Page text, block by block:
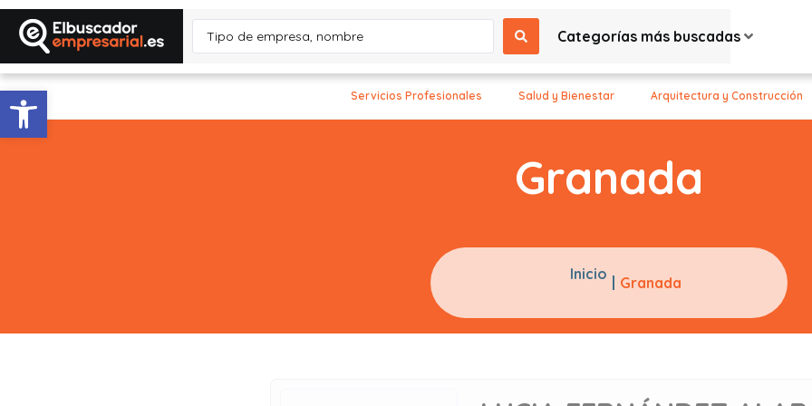
Abrir barra de herramientas
Categorías más buscadas
Servicios Profesionales Salud y Bienestar Arquitectura y Construcción
Granada
Inicio Granada